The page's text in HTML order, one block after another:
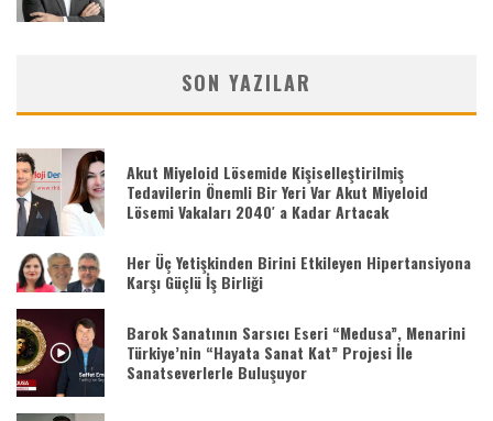
SON YAZILAR
Akut Miyeloid Lösemide Kişiselleştirilmiş
Tedavilerin Önemli Bir Yeri Var Akut Miyeloid
Lösemi Vakaları 2040′ a Kadar Artacak
Her Üç Yetişkinden Birini Etkileyen Hipertansiyona
Karşı Güçlü İş Birliği
Barok Sanatının Sarsıcı Eseri “Medusa”, Menarini
Türkiye’nin “Hayata Sanat Kat” Projesi İle
Sanatseverlerle Buluşuyor